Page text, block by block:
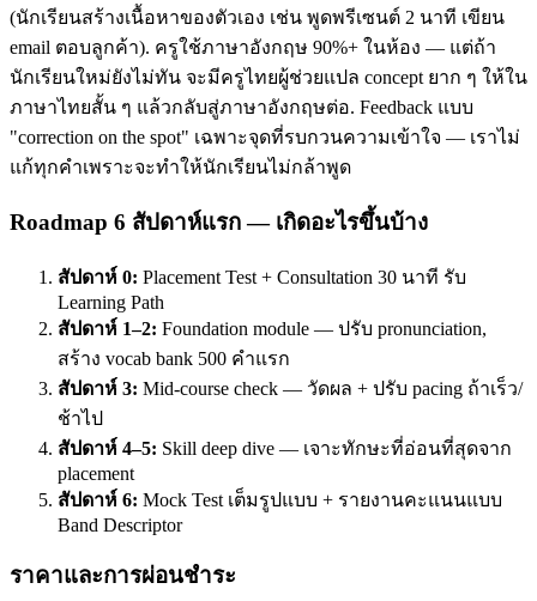
(นักเรียนสร้างเนื้อหาของตัวเอง เช่น พูดพรีเซนต์ 2 นาที เขียน
email ตอบลูกค้า). ครูใช้ภาษาอังกฤษ 90%+ ในห้อง — แต่ถ้า
นักเรียนใหม่ยังไม่ทัน จะมีครูไทยผู้ช่วยแปล concept ยาก ๆ ให้ใน
ภาษาไทยสั้น ๆ แล้วกลับสู่ภาษาอังกฤษต่อ. Feedback แบบ
"correction on the spot" เฉพาะจุดที่รบกวนความเข้าใจ — เราไม่
แก้ทุกคำเพราะจะทำให้นักเรียนไม่กล้าพูด
Roadmap 6 สัปดาห์แรก — เกิดอะไรขึ้นบ้าง
สัปดาห์ 0: Placement Test + Consultation 30 นาที รับ
Learning Path
สัปดาห์ 1–2: Foundation module — ปรับ pronunciation,
สร้าง vocab bank 500 คำแรก
สัปดาห์ 3: Mid-course check — วัดผล + ปรับ pacing ถ้าเร็ว/
ช้าไป
สัปดาห์ 4–5: Skill deep dive — เจาะทักษะที่อ่อนที่สุดจาก
placement
สัปดาห์ 6: Mock Test เต็มรูปแบบ + รายงานคะแนนแบบ
Band Descriptor
ราคาและการผ่อนชำระ